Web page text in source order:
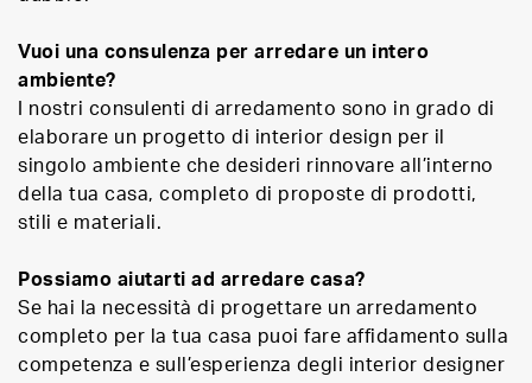
Vuoi una consulenza per arredare un intero
ambiente?
I nostri consulenti di arredamento sono in grado di
elaborare un progetto di interior design per il
singolo ambiente che desideri rinnovare all’interno
della tua casa, completo di proposte di prodotti,
stili e materiali.
Possiamo aiutarti ad arredare casa?
Se hai la necessità di progettare un arredamento
completo per la tua casa puoi fare affidamento sulla
competenza e sull’esperienza degli interior designer